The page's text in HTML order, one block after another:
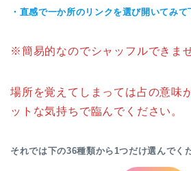
・直感で一か所のリンクを選び開いてみて
※簡易的なのでシャッフルできませ
場所を覚えてしまっては占の意味
ットな気持ちで臨んでください。
それでは下の36種類から1つだけ選んでく